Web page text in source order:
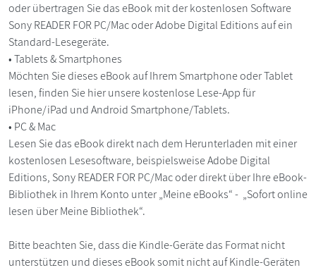
oder übertragen Sie das eBook mit der kostenlosen Software
Sony READER FOR PC/Mac oder Adobe Digital Editions auf ein
Standard-Lesegeräte.
• Tablets & Smartphones
Möchten Sie dieses eBook auf Ihrem Smartphone oder Tablet
lesen, finden Sie hier unsere kostenlose Lese-App für
iPhone/iPad und Android Smartphone/Tablets.
• PC & Mac
Lesen Sie das eBook direkt nach dem Herunterladen mit einer
kostenlosen Lesesoftware, beispielsweise Adobe Digital
Editions, Sony READER FOR PC/Mac oder direkt über Ihre eBook-
Bibliothek in Ihrem Konto unter „Meine eBooks“ - „Sofort online
lesen über Meine Bibliothek“.
Bitte beachten Sie, dass die Kindle-Geräte das Format nicht
unterstützen und dieses eBook somit nicht auf Kindle-Geräten